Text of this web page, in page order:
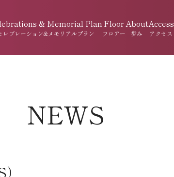
& Memorial Plan
レブレーション&メモリアルプラン
Floor
フロアー
About
歩み
Access
アクセス
NEWS